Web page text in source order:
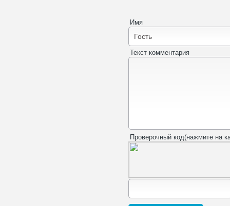
Имя
Текст комментария
Проверочный код(нажмите на